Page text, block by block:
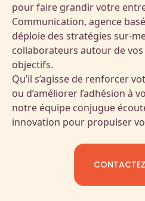
pour faire grandir votre
Communication, agence
déploie des stratégies sur-
collaborateurs autour de
objectifs.
Qu’il s’agisse de renforcer
ou d’améliorer l’adhésion à
notre équipe conjugue
innovation pour propulser